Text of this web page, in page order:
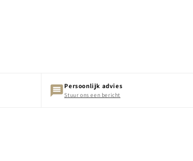
Persoonlijk advies
Stuur ons een bericht